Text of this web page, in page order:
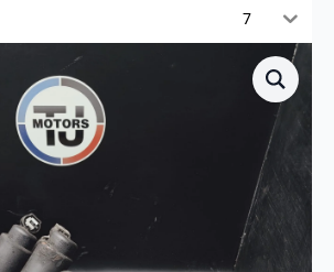
7